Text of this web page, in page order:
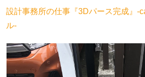
設計事務所の仕事『3Dパース完成』
ル‐